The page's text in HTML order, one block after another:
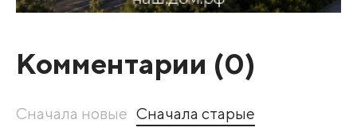
Комментарии (0)
Сначала новые Сначала старые